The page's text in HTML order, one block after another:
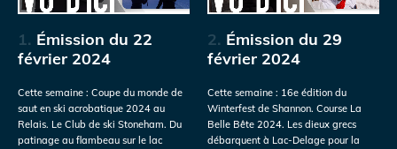
1. Émission du 22
février 2024
Cette semaine : Coupe du monde de
saut en ski acrobatique 2024 au
Relais. Le Club de ski Stoneham. Du
patinage au flambeau sur le lac
2. Émission du 29
février 2024
Cette semaine : 16e édition du
Winterfest de Shannon. Course La
Belle Bête 2024. Les dieux grecs
débarquent à Lac-Delage pour la